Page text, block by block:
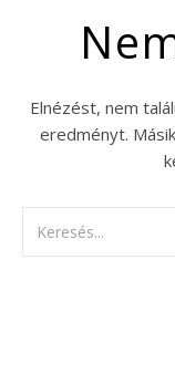
Elnézést, nem
eredményt.